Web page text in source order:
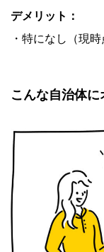
デメリット：
・特になし（現
こんな自治体